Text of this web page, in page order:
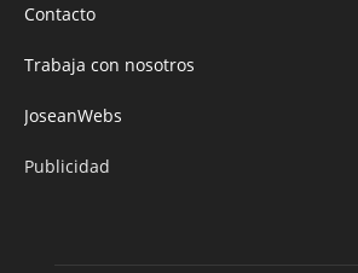
Contacto
Trabaja con nosotros
JoseanWebs
Publicidad